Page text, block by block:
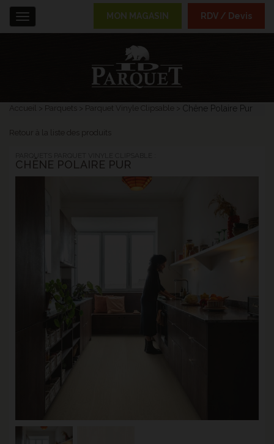
Accueil Parquets Parquet Vinyle Clipsable Chêne Polaire Pur
Retour à la liste des produits
CHÊNE POLAIRE PUR
Menu MON MAGASIN RDV / Devis